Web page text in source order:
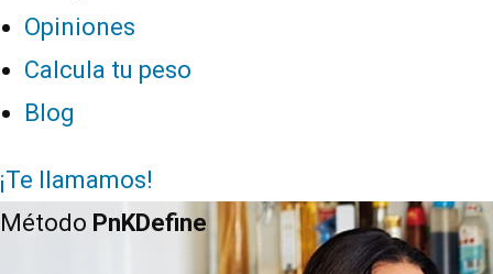
Opiniones
Calcula tu peso
Blog
¡Te llamamos!
Método PnKDefine